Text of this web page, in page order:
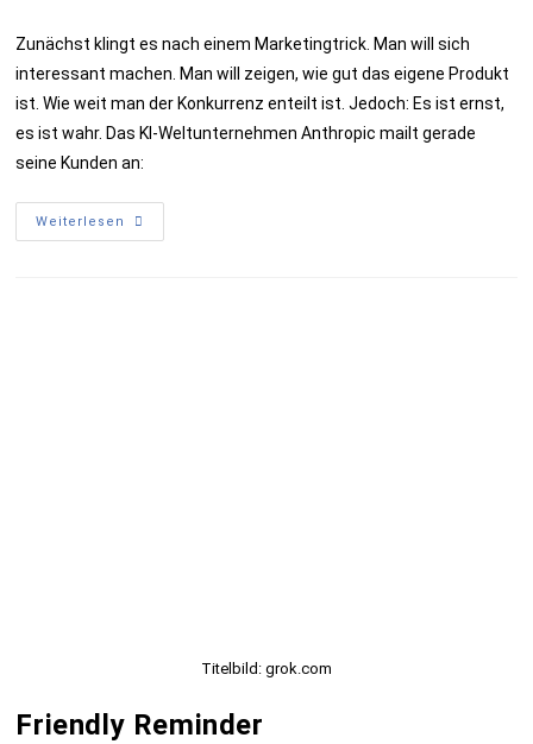
Zunächst klingt es nach einem Marketingtrick. Man will sich
interessant machen. Man will zeigen, wie gut das eigene Produkt
ist. Wie weit man der Konkurrenz enteilt ist. Jedoch: Es ist ernst,
es ist wahr. Das KI-Weltunternehmen Anthropic mailt gerade
seine Kunden an:
Weiterlesen
Titelbild: grok.com
Friendly Reminder